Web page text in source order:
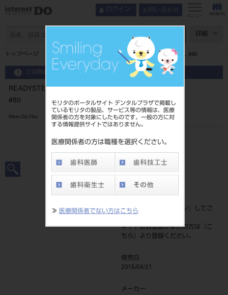
モリタのポータルサイト デンタルプラザで掲載し
ているモリタの製品、サービス等の情報は、医療
関係者の方を対象にしたものです。一般の方に対
する情報提供サイトではありません。
医療関係者の方は職種を選択ください。
≫ 医療関係者でない方はこちら
ログイン お問い合わせ
メニュー
詳細
トップページ READYSTEEL メルファーHファイル 21mm 6本入 #80
この商品に関するお問い合わせ
READYSTEEL メルファーHファイル 21mm 6本入
#80
Micro Dia Files
品目コード
206960353
価格の確認は『
ログイン
』してご
ネット会員登録がまだの方は『
こ
ちら
』より登録ください。
発売日
2015/04/21
メーカー